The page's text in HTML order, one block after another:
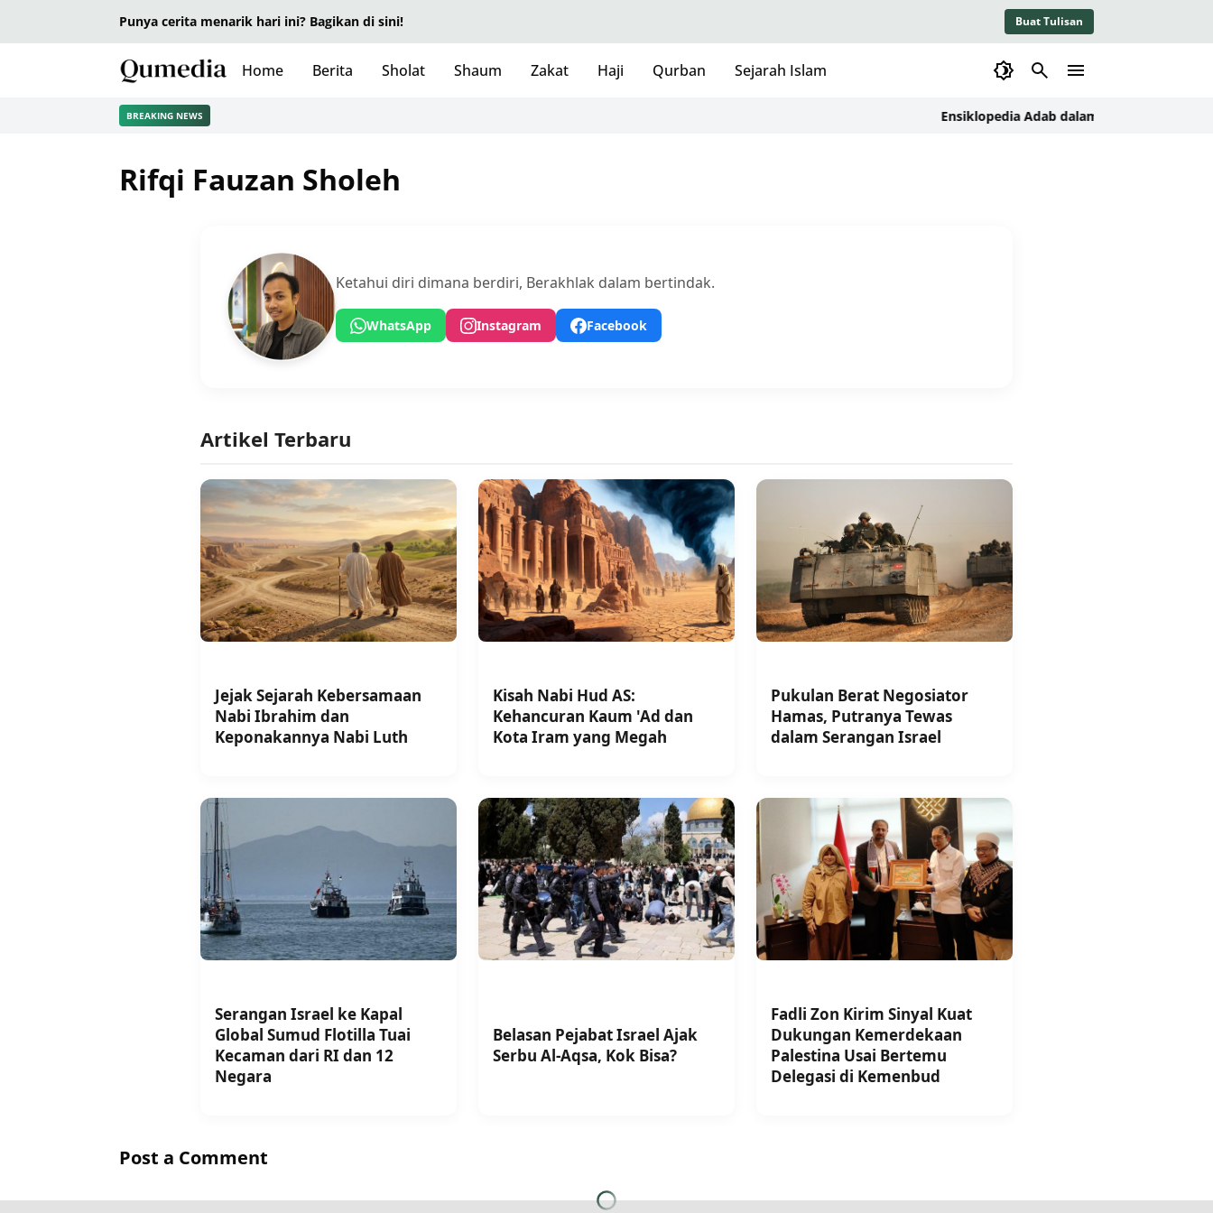
Punya cerita menarik hari ini? Bagikan di sini! Buat Tulisan
Home Berita Sholat Shaum Zakat Haji Qurban Sejarah Islam
BREAKING NEWS Ensiklopedia Adab dalam Islam: Kajian
Rifqi Fauzan Sholeh
Ketahui diri dimana berdiri, Berakhlak dalam bertindak.
WhatsApp Instagram Facebook
Artikel Terbaru
Jejak Sejarah Kebersamaan
Nabi Ibrahim dan
Keponakannya Nabi Luth
Kisah Nabi Hud AS:
Kehancuran Kaum 'Ad dan
Kota Iram yang Megah
Pukulan Berat Negosiator
Hamas, Putranya Tewas
dalam Serangan Israel
Serangan Israel ke Kapal
Global Sumud Flotilla Tuai
Kecaman dari RI dan 12
Negara
Belasan Pejabat Israel Ajak
Serbu Al-Aqsa, Kok Bisa?
Fadli Zon Kirim Sinyal Kuat
Dukungan Kemerdekaan
Palestina Usai Bertemu
Delegasi di Kemenbud
Post a Comment